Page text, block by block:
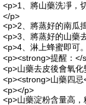
<p>1、將山藥洗凈，
</p>
<p>2、將蒸好的南瓜
<p>3、將蒸好的山藥
<p>4、淋上蜂蜜即可
<p><strong>提醒：</
<p>山藥去皮後會氧
<p><strong>山藥四
<p></p>
<p>山藥淀粉含量高，